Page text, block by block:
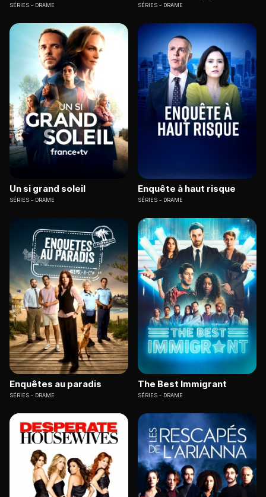
SÉRIES DRAME SÉRIES DRAME
Un si grand soleil
SÉRIES DRAME
Enquête à haut risque
SÉRIES DRAME
Enquêtes au paradis
SÉRIES DRAME
The Best Immigrant
SÉRIES DRAME